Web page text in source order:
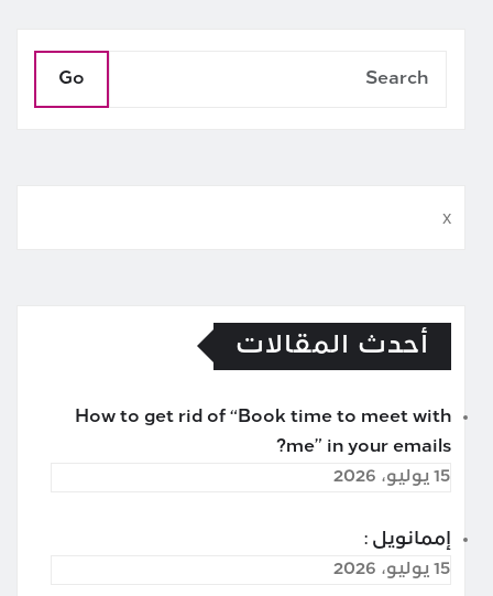
Go
x
أحدث المقالات
How to get rid of “Book time to meet with
me” in your emails?
15 يوليو، 2026
إممانويل :
15 يوليو، 2026